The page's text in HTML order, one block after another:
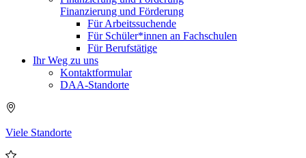
Finanzierung und Förderung
Für Arbeitssuchende
Für Schüler*innen an Fachschulen
Für Berufstätige
Ihr Weg zu uns
Kontaktformular
DAA-Standorte
Viele Standorte